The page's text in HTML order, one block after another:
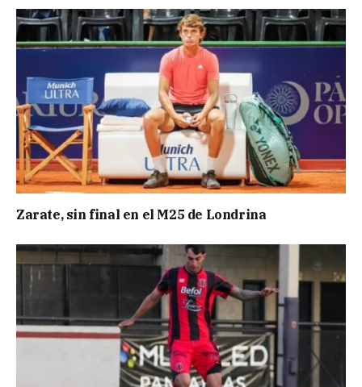
Zarate, sin final en el M25 de Londrina